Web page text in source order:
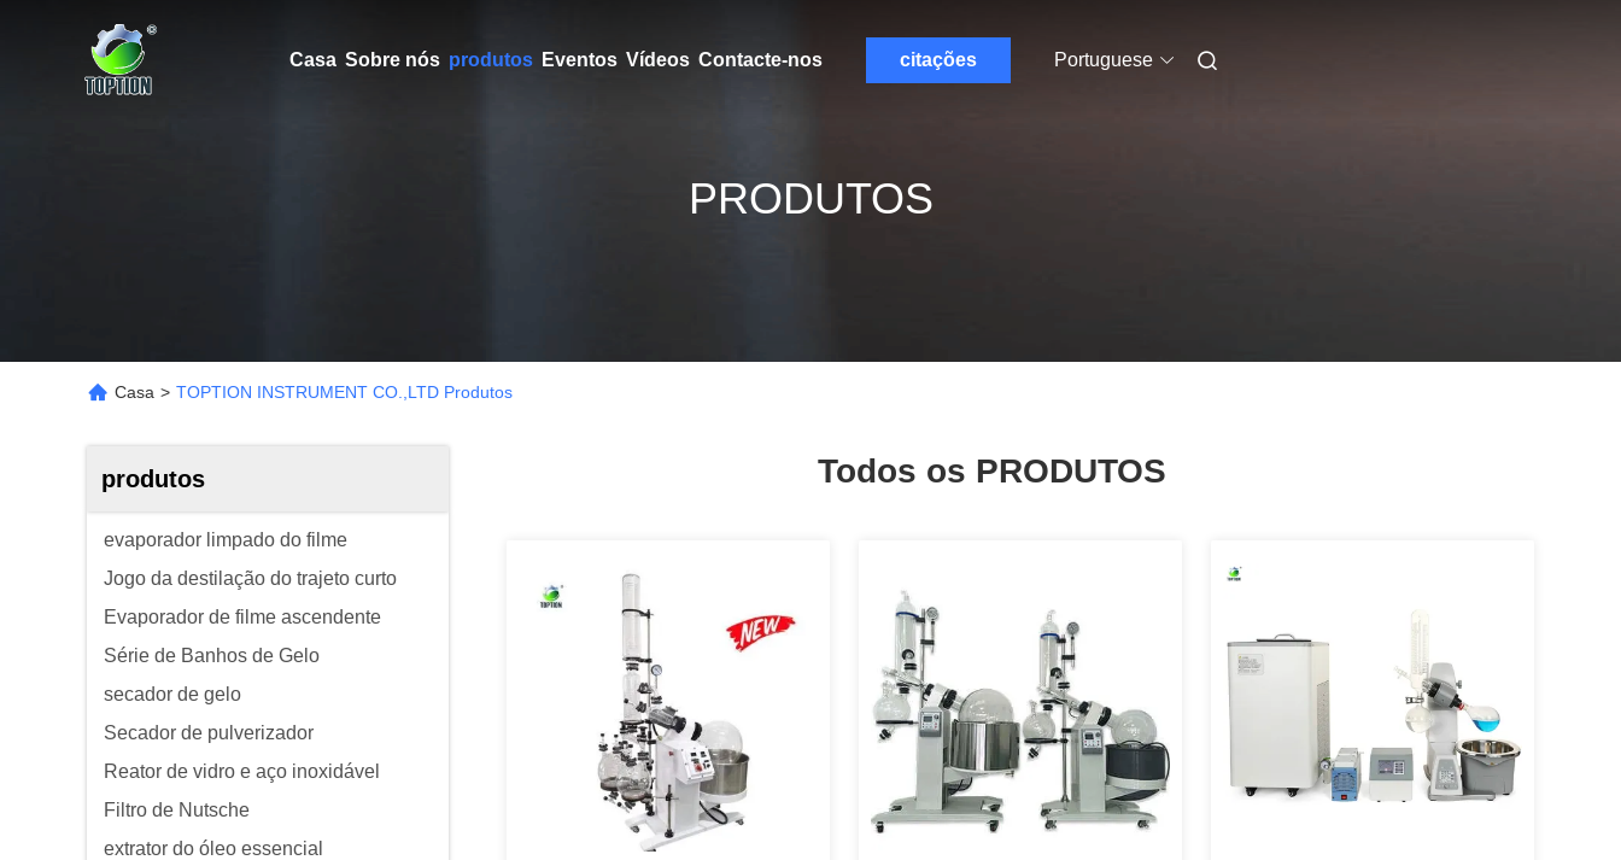
Casa Sobre nós produtos Eventos Vídeos Contacte-nos citações Portuguese
PRODUTOS
Casa > TOPTION INSTRUMENT CO.,LTD Produtos
produtos
evaporador limpado do filme
Jogo da destilação do trajeto curto
Evaporador de filme ascendente
Série de Banhos de Gelo
secador de gelo
Secador de pulverizador
Reator de vidro e aço inoxidável
Filtro de Nutsche
extrator do óleo essencial
Todos os PRODUTOS